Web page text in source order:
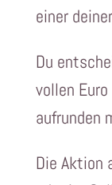
einer
Du
vollen
aufrunden
Die Aktion